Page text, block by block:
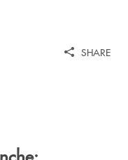
SHARE